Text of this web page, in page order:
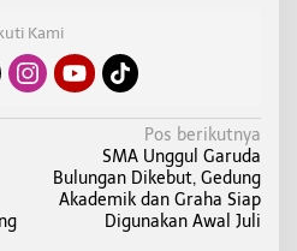
Kami
Pos berikutnya
SMA Unggul Garuda
Bulungan Dikebut, Gedung
Akademik dan Graha Siap
Digunakan Awal Juli